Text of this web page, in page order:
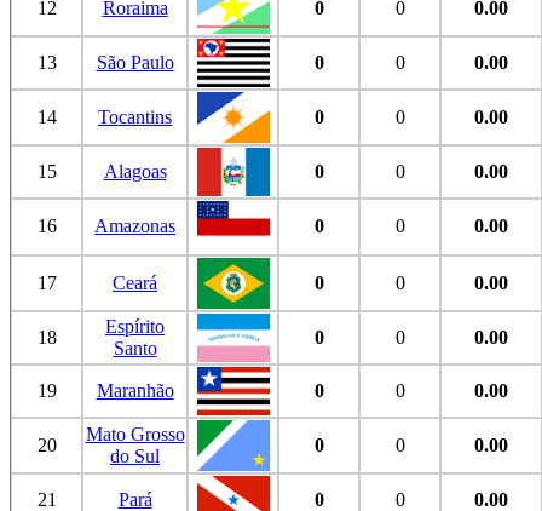
12 Roraima 0 0 0.00
13 São Paulo 0 0 0.00
14 Tocantins 0 0 0.00
15 Alagoas 0 0 0.00
16 Amazonas 0 0 0.00
17 Ceará 0 0 0.00
18
Espírito
Santo
0 0 0.00
19 Maranhão 0 0 0.00
20
Mato Grosso
do Sul
0 0 0.00
21 Pará 0 0 0.00